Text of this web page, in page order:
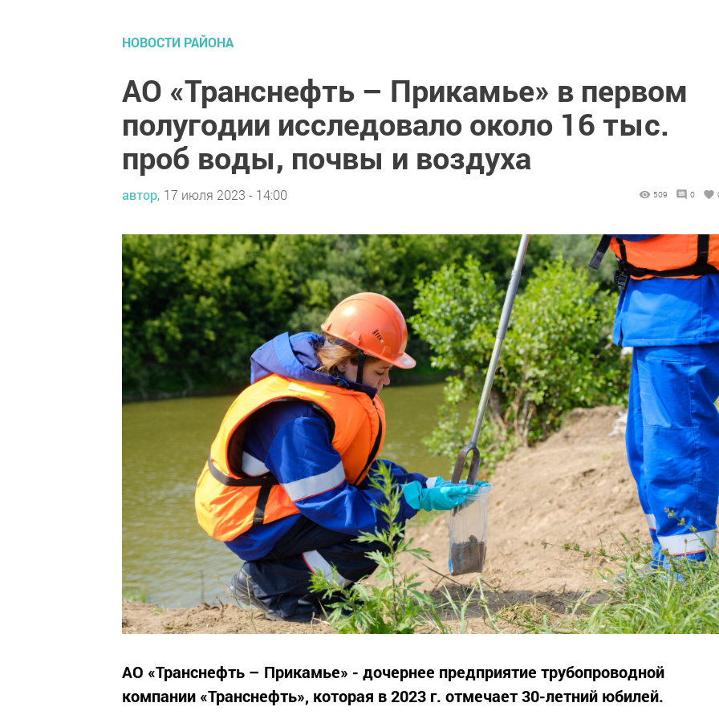
НОВОСТИ РАЙОНА
АО «Транснефть – Прикамье» в первом
полугодии исследовало около 16 тыс.
проб воды, почвы и воздуха
автор, 17 июля 2023 - 14:00 509 0
АО «Транснефть – Прикамье» - дочернее предприятие трубопроводной
компании «Транснефть», которая в 2023 г. отмечает 30-летний юбилей.